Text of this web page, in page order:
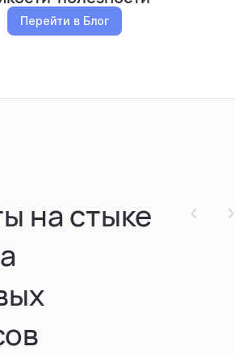
Перейти в Блог
на стыке